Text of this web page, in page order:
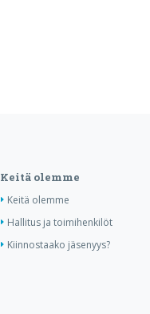
Keitä olemme
Keitä olemme
Hallitus ja toimihenkilöt
Kiinnostaako jäsenyys?